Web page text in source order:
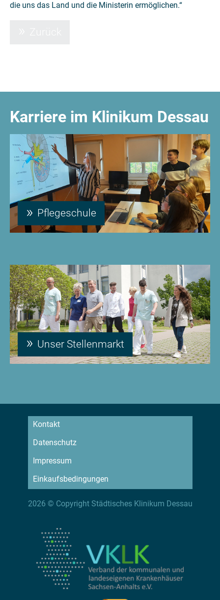
die uns das Land und die Ministerin ermöglichen.“
Karriere im Klinikum Dessau
Pflegeschule
Unser Stellenmarkt
Kontakt
Datenschutz
Impressum
Einkaufsbedingungen
2026 © Copyright Städtisches Klinikum Dessau